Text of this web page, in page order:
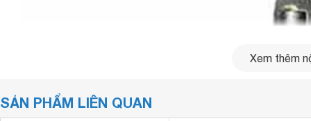
Xem thêm
SẢN PHẨM LIÊN QUAN